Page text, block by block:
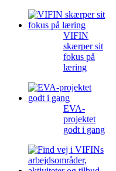
VIFIN
skærper sit
fokus på
læring
EVA-
projektet
godt i gang